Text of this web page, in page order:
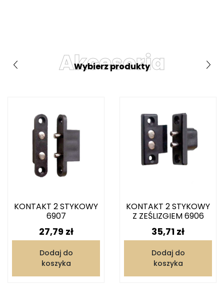
Akcesoria
Wybierz produkty
KONTAKT 2 STYKOWY
6907
Cena
27,79 zł
Dodaj do
koszyka
KONTAKT 2 STYKOWY
Z ZEŚLIZGIEM 6906
Cena
35,71 zł
Dodaj do
koszyka